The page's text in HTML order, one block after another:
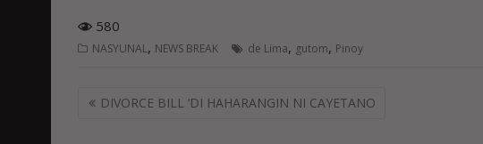
580
NASYUNAL, NEWS BREAK de Lima, gutom, Pinoy
Post
DIVORCE BILL ‘DI HAHARANGIN NI CAYETANO